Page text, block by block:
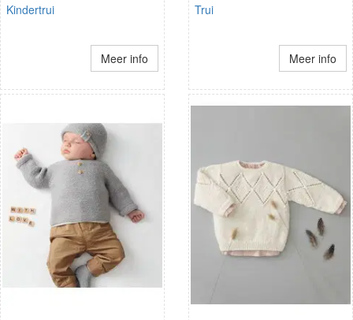
Kindertrui
Meer info
Trui
Meer info